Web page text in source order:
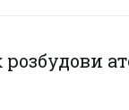
розбудови